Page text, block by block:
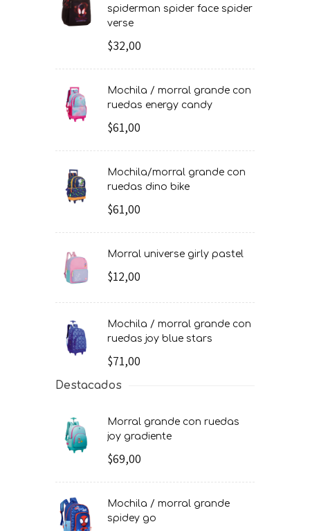
spiderman spider face spider
verse
$32,00
mochila / morral grande con
ruedas energy candy
$61,00
mochila/morral grande con
ruedas dino bike
$61,00
morral universe girly pastel
$12,00
mochila / morral grande con
ruedas joy blue stars
$71,00
Destacados
morral grande con ruedas
joy gradiente
$69,00
mochila / morral grande
spidey go